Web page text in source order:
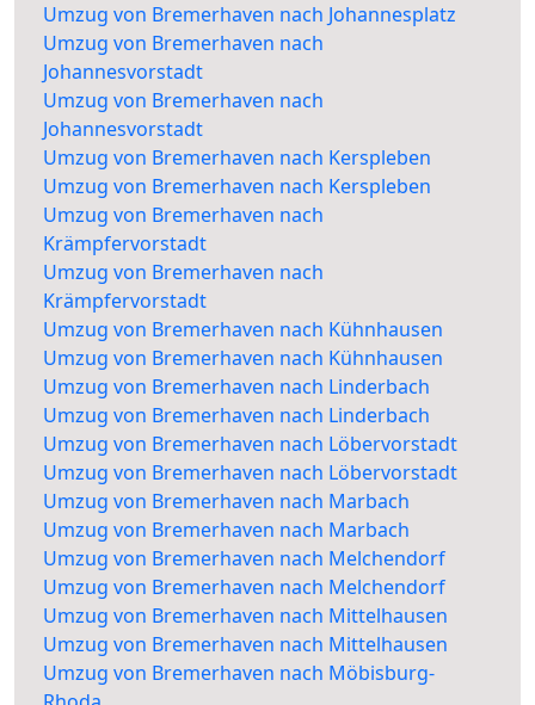
Umzug von Bremerhaven nach Johannesplatz
Umzug von Bremerhaven nach
Johannesvorstadt
Umzug von Bremerhaven nach
Johannesvorstadt
Umzug von Bremerhaven nach Kerspleben
Umzug von Bremerhaven nach Kerspleben
Umzug von Bremerhaven nach
Krämpfervorstadt
Umzug von Bremerhaven nach
Krämpfervorstadt
Umzug von Bremerhaven nach Kühnhausen
Umzug von Bremerhaven nach Kühnhausen
Umzug von Bremerhaven nach Linderbach
Umzug von Bremerhaven nach Linderbach
Umzug von Bremerhaven nach Löbervorstadt
Umzug von Bremerhaven nach Löbervorstadt
Umzug von Bremerhaven nach Marbach
Umzug von Bremerhaven nach Marbach
Umzug von Bremerhaven nach Melchendorf
Umzug von Bremerhaven nach Melchendorf
Umzug von Bremerhaven nach Mittelhausen
Umzug von Bremerhaven nach Mittelhausen
Umzug von Bremerhaven nach Möbisburg-